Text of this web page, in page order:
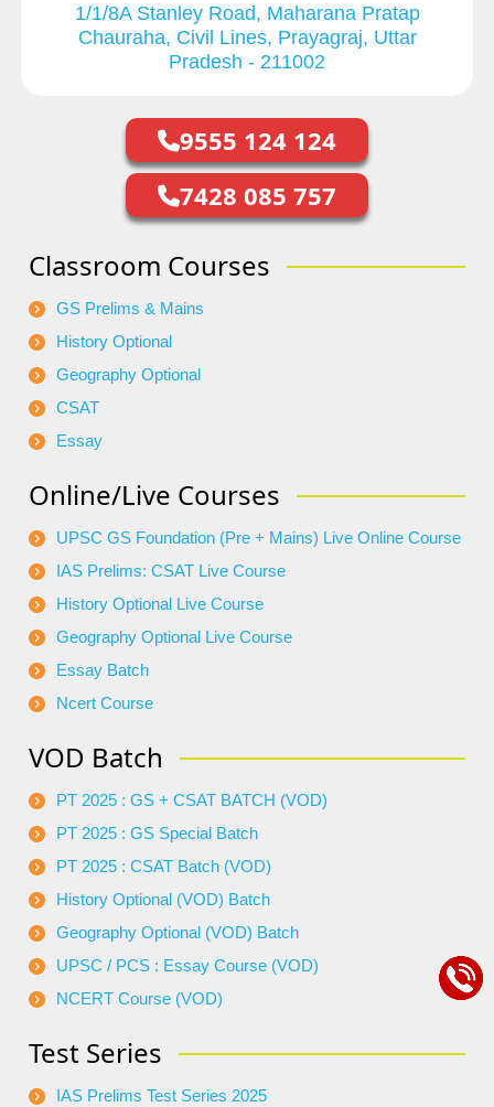
1/1/8A Stanley Road, Maharana Pratap
Chauraha, Civil Lines, Prayagraj, Uttar
Pradesh - 211002
9555 124 124
7428 085 757
Classroom Courses
GS Prelims & Mains
History Optional
Geography Optional
CSAT
Essay
Online/Live Courses
UPSC GS Foundation (Pre + Mains) Live Online Course
IAS Prelims: CSAT Live Course
History Optional Live Course
Geography Optional Live Course
Essay Batch
Ncert Course
VOD Batch
PT 2025 : GS + CSAT BATCH (VOD)
PT 2025 : GS Special Batch
PT 2025 : CSAT Batch (VOD)
History Optional (VOD) Batch
Geography Optional (VOD) Batch
UPSC / PCS : Essay Course (VOD)
NCERT Course (VOD)
Test Series
IAS Prelims Test Series 2025